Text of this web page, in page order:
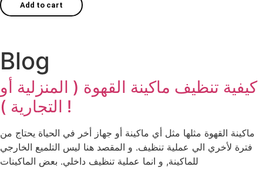
Add to cart
Blog
كيفية تنظيف ماكينة القهوة ( المنزلية أو
التجارية ) !
ماكينة القهوة مثلها مثل أي ماكينة أو جهاز أخر في الحياة يحتاج من
فترة لأخري الي عملية تنظيف. و المقصد هنا ليس التلميع الخارجي
للماكينة, و انما عملية تنظيف داخلي. بعض الماكينات